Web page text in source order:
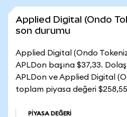
Applied Digital (Ondo
son durumu
Applied Digital (Ondo
APLDon başına $37,33.
APLDon ve Applied Digital
toplam piyasa değeri $258,55
PIYASA DEĞERI